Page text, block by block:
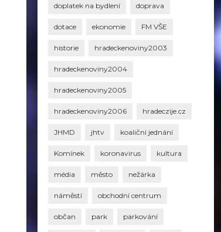
doplatek na bydlení doprava
dotace ekonomie FM VŠE
historie hradeckenoviny2003
hradeckenoviny2004
hradeckenoviny2005
hradeckenoviny2006 hradeczije.cz
JHMD jhtv koaliční jednání
Komínek koronavirus kultura
média město nežárka
náměstí obchodní centrum
občan park parkování